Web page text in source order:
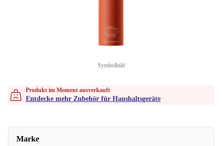
Symbolbild
Produkt im Moment ausverkauft
Entdecke mehr Zubehör für Haushaltsgeräte
Marke